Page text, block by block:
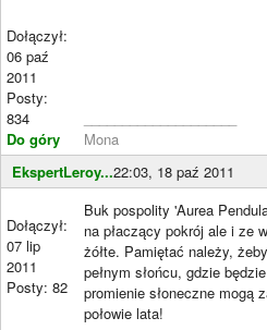
Dołączył:
06 paź
2011
Posty:
834
Do góry
Mona
EkspertLeroy...22:03, 18 paź 2011
Dołączył:
07 lip
2011
Posty: 82
Buk pospolity 'Aurea
na płaczący pokrój ale i ze
żółte. Pamiętać należy,
pełnym słońcu, gdzie
promienie słoneczne mogą
połowie lata!